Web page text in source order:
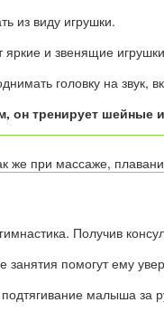
из виду игрушки.
яркие и звенящие
головку на звук,
он тренирует
же при массаже,
Получив
помогут ему
малыша за